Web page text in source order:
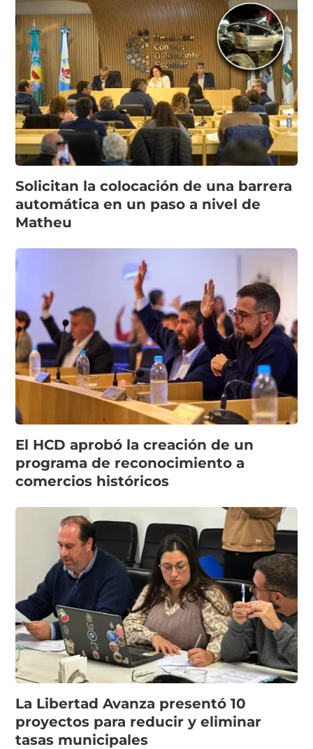
Solicitan la colocación de una barrera
automática en un paso a nivel de
Matheu
El HCD aprobó la creación de un
programa de reconocimiento a
comercios históricos
La Libertad Avanza presentó 10
proyectos para reducir y eliminar
tasas municipales